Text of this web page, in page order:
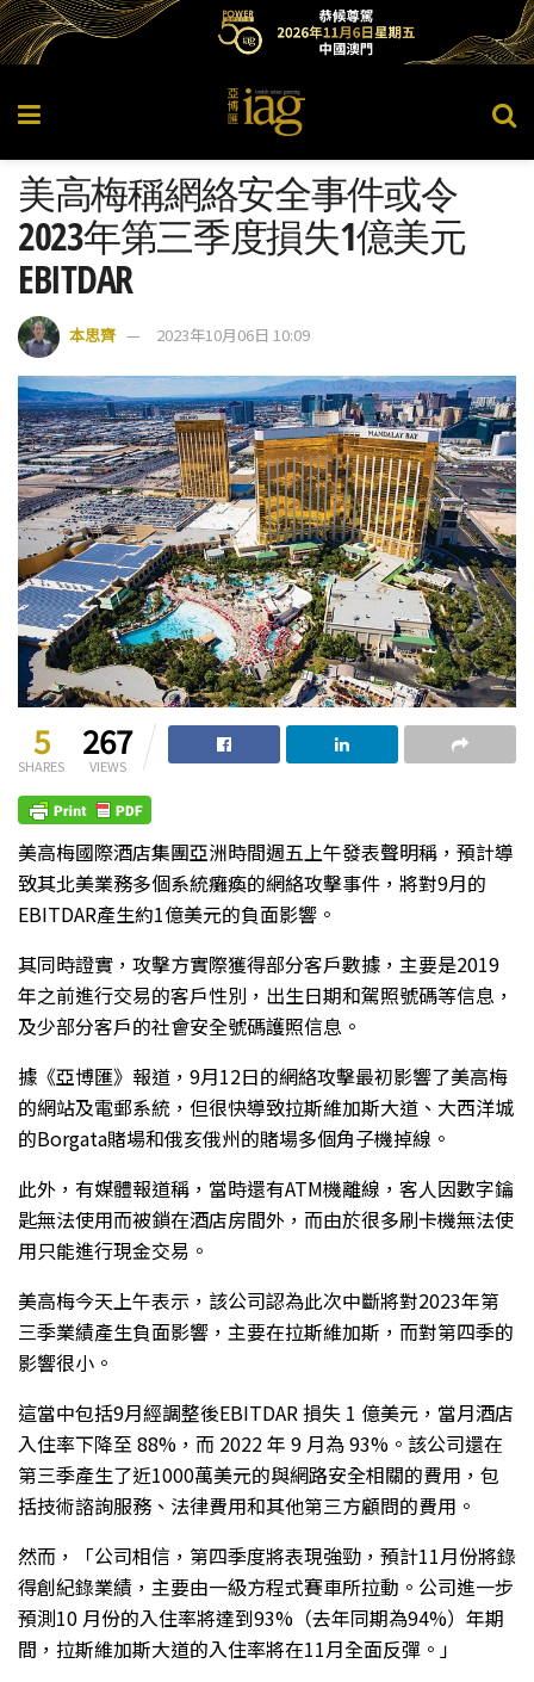
美高梅稱網絡安全事件或令
2023年第三季度損失1億美元
EBITDAR
本思齊 2023年10月06日 10:09
5
SHARES
267
VIEWS
美高梅國際酒店集團亞洲時間週五上午發表聲明稱，預計導
致其北美業務多個系統癱瘓的網絡攻擊事件，將對9月的
EBITDAR產生約1億美元的負面影響。
其同時證實，攻擊方實際獲得部分客戶數據，主要是2019
年之前進行交易的客戶性別，出生日期和駕照號碼等信息，
及少部分客戶的社會安全號碼護照信息。
據《亞博匯》報道，9月12日的網絡攻擊最初影響了美高梅
的網站及電郵系統，但很快導致拉斯維加斯大道、大西洋城
的Borgata賭場和俄亥俄州的賭場多個角子機掉線。
此外，有媒體報道稱，當時還有ATM機離線，客人因數字鑰
匙無法使用而被鎖在酒店房間外，而由於很多刷卡機無法使
用只能進行現金交易。
美高梅今天上午表示，該公司認為此次中斷將對2023年第
三季業績產生負面影響，主要在拉斯維加斯，而對第四季的
影響很小。
這當中包括9月經調整後EBITDAR 損失 1 億美元，當月酒店
入住率下降至 88%，而 2022 年 9 月為 93%。該公司還在
第三季產生了近1000萬美元的與網路安全相關的費用，包
括技術諮詢服務、法律費用和其他第三方顧問的費用。
然而，「公司相信，第四季度將表現強勁，預計11月份將錄
得創紀錄業績，主要由一級方程式賽車所拉動。公司進一步
預測10 月份的入住率將達到93%（去年同期為94%）年期
間，拉斯維加斯大道的入住率將在11月全面反彈。」